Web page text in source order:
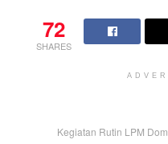
72
SHARES
Kegiatan Rutin LPM